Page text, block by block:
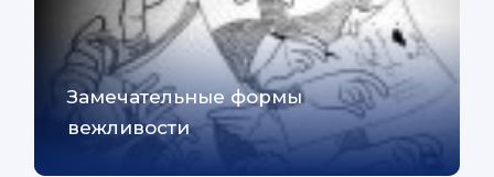
Замечательные формы
вежливости